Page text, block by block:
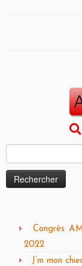
Congrès
2022
J’m mon